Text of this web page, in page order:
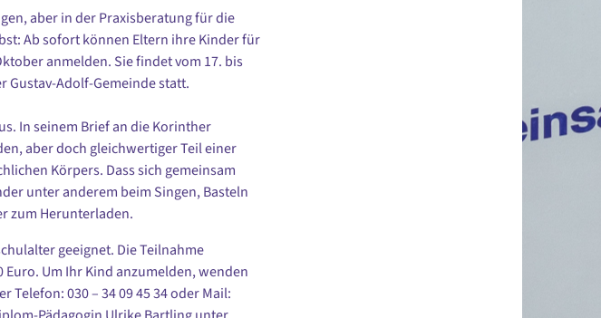
aber in der Praxisberatung für die
Ab sofort können Eltern ihre Kinder für
anmelden. Sie findet vom 17. bis
Gustav-Adolf-Gemeinde statt.
In seinem Brief an die Korinther
aber doch gleichwertiger Teil einer
Körpers. Dass sich gemeinsam
unter anderem beim Singen, Basteln
zum Herunterladen.
geeignet. Die Teilnahme
Um Ihr Kind anzumelden, wenden
Telefon: 030 – 34 09 45 34 oder Mail: